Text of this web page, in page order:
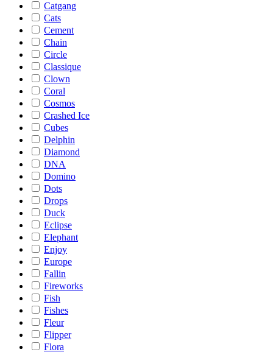
Catgang
Cats
Cement
Chain
Circle
Classique
Clown
Coral
Cosmos
Crashed Ice
Cubes
Delphin
Diamond
DNA
Domino
Dots
Drops
Duck
Eclipse
Elephant
Enjoy
Europe
Fallin
Fireworks
Fish
Fishes
Fleur
Flipper
Flora